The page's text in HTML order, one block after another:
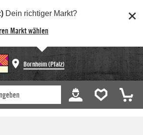
Dein richtiger Markt?
Markt wählen
Bornheim (Pfalz)